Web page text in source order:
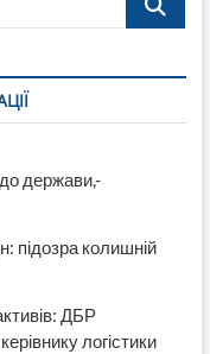
держави,-
підозра колишній
ДБР
логістики